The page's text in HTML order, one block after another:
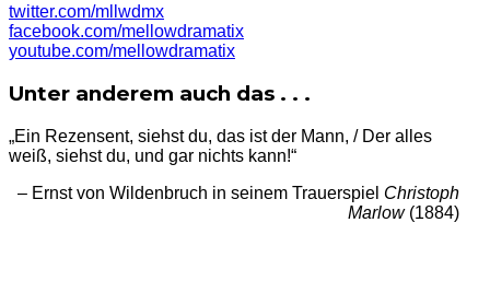
twitter.com/mllwdmx
facebook.com/mellowdramatix
youtube.com/mellowdramatix
Unter anderem auch das . . .
„Ein Rezensent, siehst du, das ist der Mann, / Der alles
weiß, siehst du, und gar nichts kann!“
– Ernst von Wildenbruch in seinem Trauerspiel Christoph
Marlow(1884)